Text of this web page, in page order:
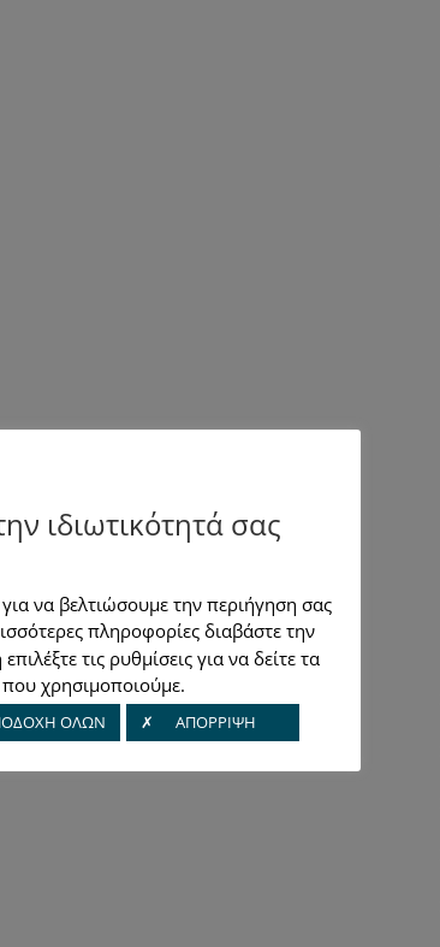
ιδιωτικότητά σας
να βελτιώσουμε την περιήγηση σας
πληροφορίες διαβάστε την
επιλέξτε τις ρυθμίσεις για να δείτε τα
χρησιμοποιούμε.
ΟΛΩΝ ✗ ΑΠΟΡΡΙΨΗ